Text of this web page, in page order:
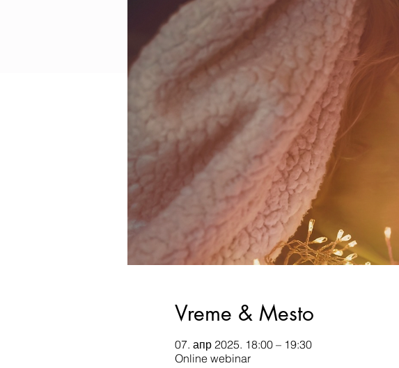
Vreme & Mesto
07. апр 2025. 18:00 – 19:30
Online webinar